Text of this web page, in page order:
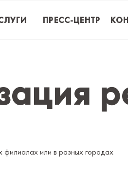
ПРЕСС-ЦЕНТР
филиалах или в разных городах